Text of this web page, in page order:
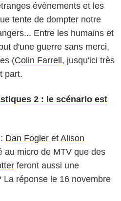
évènements et les
tente de dompter notre
Entre les humains et
d'une guerre sans merci,
(Colin Farrell, jusqu'ici très
part.
2 : le scénario est
Dan Fogler et Alison
au micro de MTV que des
feront aussi une
La réponse le 16 novembre